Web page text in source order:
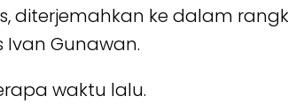
diterjemahkan ke dalam
Gunawan.
waktu lalu.